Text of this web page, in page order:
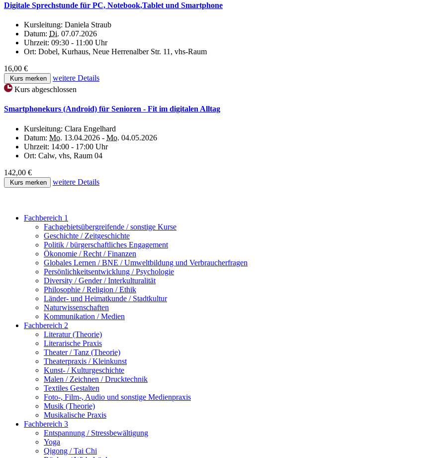
Digitale Sprechstunde für PC, Notebook,Tablet und Smartphone
Kursleitung: Daniela Straub
Datum: Di. 07.07.2026
Uhrzeit: 09:30 - 11:00 Uhr
Ort: Dobel, Kurhaus, Neue Herrenalber Str. 11, vhs-Raum
16,00 €
Kurs merken
weitere Details
Kurs abgeschlossen
Smartphonekurs (Android) für Senioren - Fit im digitalen Alltag
Kursleitung: Clara Engelhard
Datum: Mo. 13.04.2026 - Mo. 04.05.2026
Uhrzeit: 14:00 - 17:00 Uhr
Ort: Calw, vhs, Raum 04
142,00 €
Kurs merken weitere Details
Fachbereich 1
Fachgebietsübergreifende / sonstige Kurse
Geschichte / Zeitgeschichte
Politik / bürgerschaftliches Engagement
Ökonomie / Recht / Finanzen
Globales Lernen / BNE / Umweltbildung und Verbraucherfragen
Persönlichkeitsentwicklung / Psychologie
Diversity / Gender / Interkulturalität
Philosophie / Religion / Ethik
Länder- und Heimatkunde / Stadtkultur
Naturwissenschaften
Kommunikation / Medien
Fachbereich 2
Literatur (Theorie)
Literarische Praxis
Theater / Tanz (Theorie)
Theaterpraxis / Kleinkunst
Kunst- / Kulturgeschichte
Malen / Zeichnen / Drucktechnik
Textiles Gestalten
Foto-, Film-, Audio und sonstige Medienpraxis
Musik (Theorie)
Musikalische Praxis
Fachbereich 3
Entspannung / Stressbewältigung
Yoga
Qigong / Tai Chi